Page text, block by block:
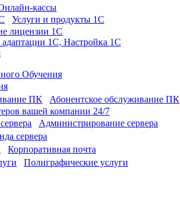
кассы
Услуги и продукты 1С
лицензии 1С
1С, Настройка 1С
Обучения
Абонентское обслуживание ПК
вашей компании 24/7
Администрирование сервера
сервера
Корпоративная почта
Полиграфические услуги